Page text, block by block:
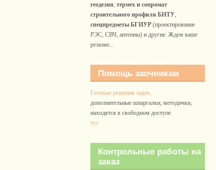
геодезия, термех и сопромат
строительного профиля БНТУ,
спецпредметы БГИУР (проектирование
РЭС, СВЧ, антенны) и другие. Ждем ваше
резюме...
Помощь заочникам
Готовые решения задач,
дополнительные шпаргалки, методички,
находятся в свободном доступе
тут
Контрольные работы на
заказ